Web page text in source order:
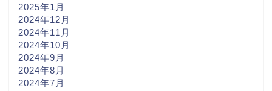
2025年1月
2024年12月
2024年11月
2024年10月
2024年9月
2024年8月
2024年7月